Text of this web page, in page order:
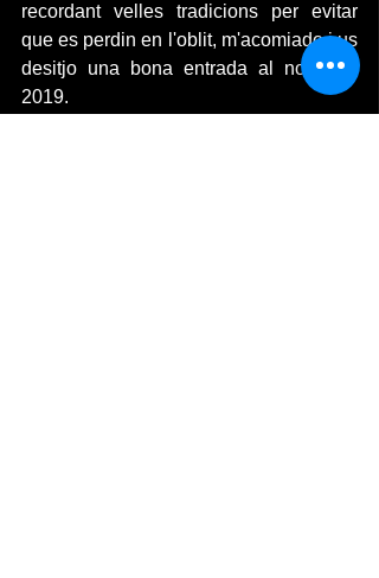
recordant velles tradicions per evitar
que es perdin en l'oblit, m'acomiado i us
desitjo una bona entrada al nou any
2019.